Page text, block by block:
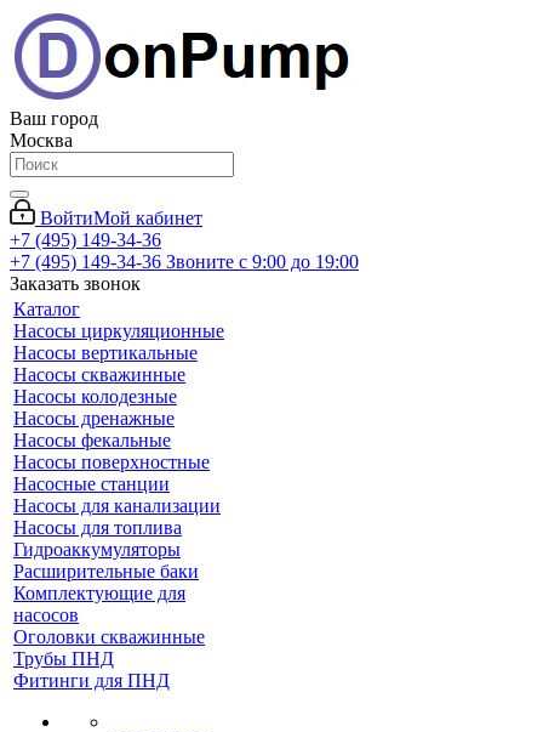
Ваш город
Москва
ВойтиМой кабинет
+7 (495) 149-34-36
+7 (495) 149-34-36 Звоните с 9:00 до 19:00
Заказать звонок
Каталог
Насосы циркуляционные
Насосы вертикальные
Насосы скважинные
Насосы колодезные
Насосы дренажные
Насосы фекальные
Насосы поверхностные
Насосные станции
Насосы для канализации
Насосы для топлива
Гидроаккумуляторы
Расширительные баки
Комплектующие для
насосов
Оголовки скважинные
Трубы ПНД
Фитинги для ПНД